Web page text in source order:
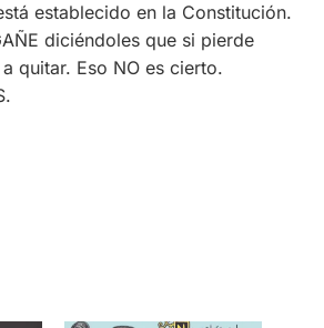
establecido en la Constitución.
diciéndoles que si pierde
quitar. Eso NO es cierto.